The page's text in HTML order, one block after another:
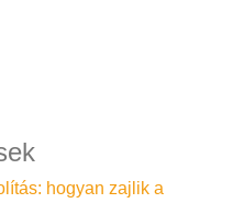
hogyan zajlik a